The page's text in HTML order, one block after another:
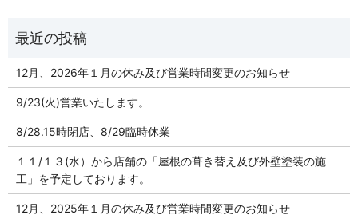
12月、2026年１月の休み及び営業時間変更のお知らせ
9/23(火)営業いたします。
8/28.15時閉店、8/29臨時休業
１１/１３(水）から店舗の「屋根の葺き替え及び外壁塗装の施
工」を予定しております。
12月、2025年１月の休み及び営業時間変更のお知らせ